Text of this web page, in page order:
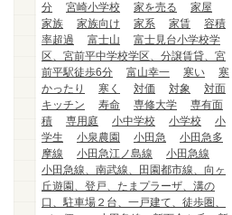
分
宮崎小学校 家を売る
家屋
家族
家族向け 家系 家賃
容積
率超過
富士山
富士見台小学校学
区、宮前平中学校学区、分譲賃貸、宮
前平駅徒歩6分
富山幸一 寒い
寒
かったり
寒く 対価 対象
対面
キッチン
寿命 専修大学
専有面
積
専用庭 小中学校 小学校
小
学生
小泉農園 小田急
小田急多
摩線
小田急江ノ島線
小田急線
小田急線、南武線、田園都市線、向ヶ
丘遊園、登戸、たまプラーザ、溝の
口、駐車場２台、一戸建て、徒歩圏、